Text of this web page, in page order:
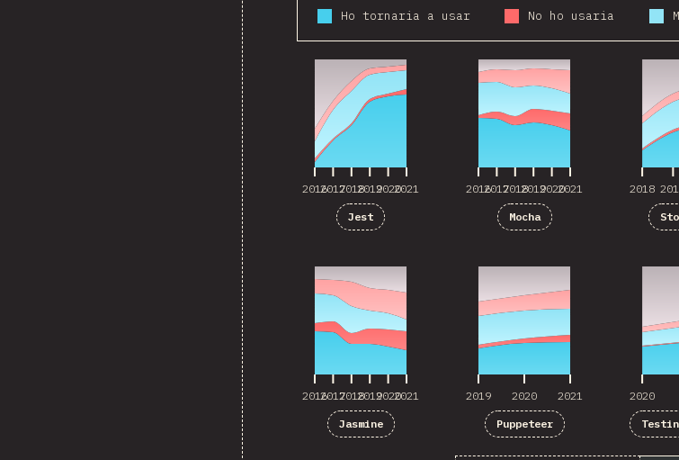
Ho tornaria a usar No ho usaria
201620172018201920202021
201620172018201920202021
Jest
201620172018201920202021
201620172018201920202021
Mocha
2018
2018
201620172018201920202021
Jasmine
2019 2020 2021
Puppeteer
2020